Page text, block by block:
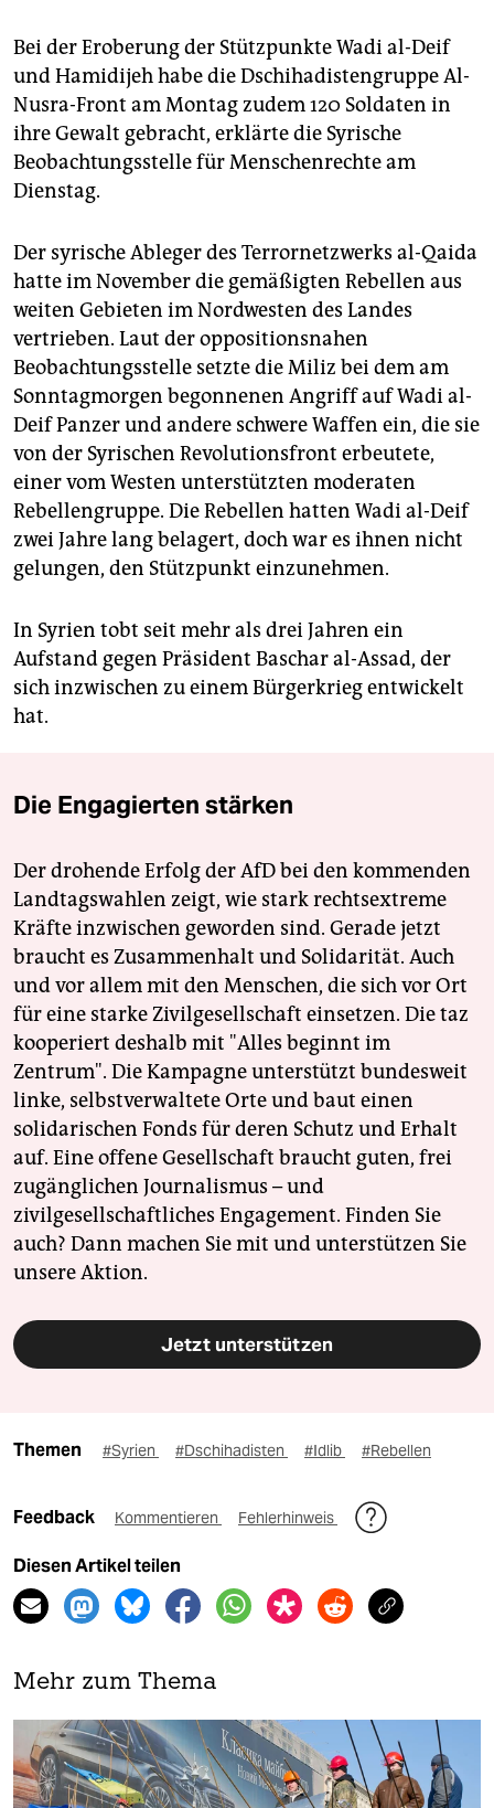
Bei der Eroberung der Stützpunkte Wadi al-Deif
und Hamidijeh habe die Dschihadistengruppe Al-
Nusra-Front am Montag zudem 120 Soldaten in
ihre Gewalt gebracht, erklärte die Syrische
Beobachtungsstelle für Menschenrechte am
Dienstag.
Der syrische Ableger des Terrornetzwerks al-Qaida
hatte im November die gemäßigten Rebellen aus
weiten Gebieten im Nordwesten des Landes
vertrieben. Laut der oppositionsnahen
Beobachtungsstelle setzte die Miliz bei dem am
Sonntagmorgen begonnenen Angriff auf Wadi al-
Deif Panzer und andere schwere Waffen ein, die sie
von der Syrischen Revolutionsfront erbeutete,
einer vom Westen unterstützten moderaten
Rebellengruppe. Die Rebellen hatten Wadi al-Deif
zwei Jahre lang belagert, doch war es ihnen nicht
gelungen, den Stützpunkt einzunehmen.
In Syrien tobt seit mehr als drei Jahren ein
Aufstand gegen Präsident Baschar al-Assad, der
sich inzwischen zu einem Bürgerkrieg entwickelt
hat.
Die Engagierten stärken
Der drohende Erfolg der AfD bei den kommenden
Landtagswahlen zeigt, wie stark rechtsextreme
Kräfte inzwischen geworden sind. Gerade jetzt
braucht es Zusammenhalt und Solidarität. Auch
und vor allem mit den Menschen, die sich vor Ort
für eine starke Zivilgesellschaft einsetzen. Die taz
kooperiert deshalb mit "Alles beginnt im
Zentrum". Die Kampagne unterstützt bundesweit
linke, selbstverwaltete Orte und baut einen
solidarischen Fonds für deren Schutz und Erhalt
auf. Eine offene Gesellschaft braucht guten, frei
zugänglichen Journalismus – und
zivilgesellschaftliches Engagement. Finden Sie
auch? Dann machen Sie mit und unterstützen Sie
unsere Aktion.
Jetzt unterstützen
Themen #Syrien #Dschihadisten #Idlib #Rebellen
Feedback Kommentieren Fehlerhinweis
Diesen Artikel teilen
Mehr zum Thema